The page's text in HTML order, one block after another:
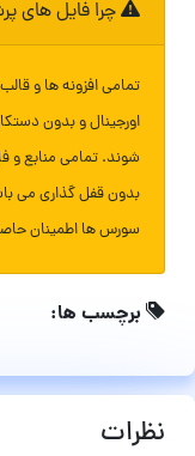
چرا فایل های
تمامی افزونه ها و
اورجینال و بدون
شوند. تمامی منابع و
بدون قفل گذاری می
سورس ها اطمینان
برچسب ها:
نظرات